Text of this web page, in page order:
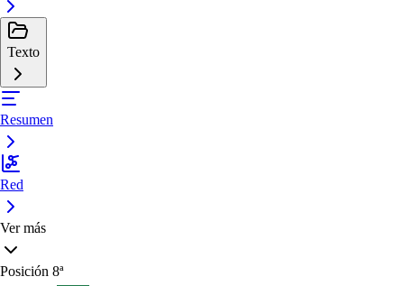
Texto
Resumen
Red
Ver más
Posición 8ª